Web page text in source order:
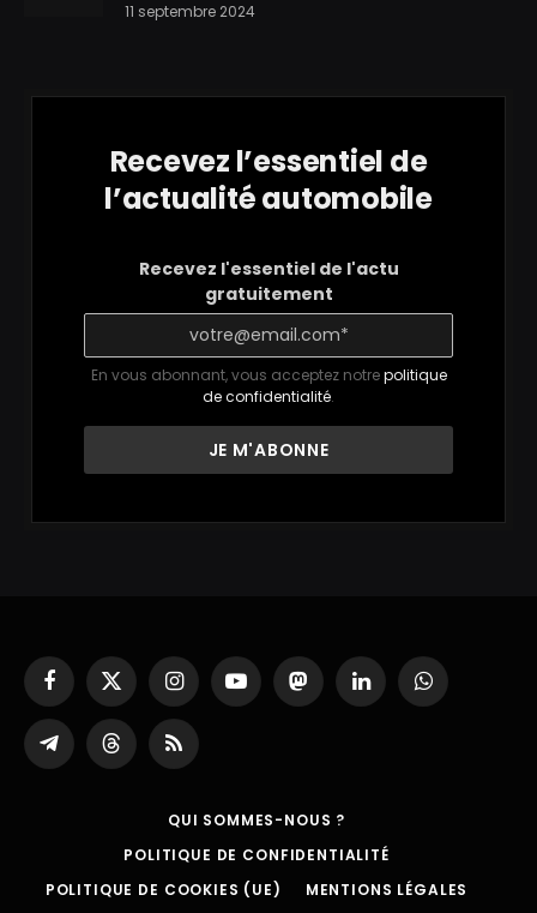
11 septembre 2024
Recevez l’essentiel de
l’actualité automobile
Recevez l'essentiel de l'actu
gratuitement
En vous abonnant, vous acceptez notrepolitique
de confidentialité.
Facebook
X
(Twitter)
InstagramYouTubeMastodonLinkedInWhatsApp
Partager
sur
ThreadsRSS
QUI SOMMES-NOUS ?
POLITIQUE DE CONFIDENTIALITÉ
POLITIQUE DE COOKIES (UE)
MENTIONS LÉGALES